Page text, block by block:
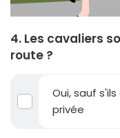
4. Les cavaliers
route ?
Oui, sauf
privée